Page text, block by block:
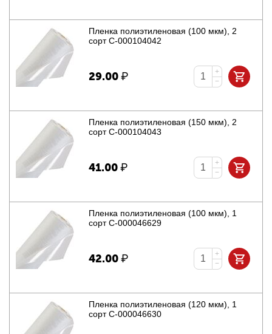
Пленка полиэтиленовая (100 мкм), 2
сорт С-000104042
29.00₽
+
−
Пленка полиэтиленовая (150 мкм), 2
сорт С-000104043
41.00₽
+
−
Пленка полиэтиленовая (100 мкм), 1
сорт С-000046629
42.00₽
+
−
Пленка полиэтиленовая (120 мкм), 1
сорт С-000046630